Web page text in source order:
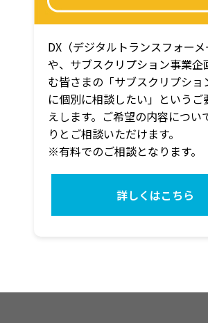
DX（デジタルトランスフォーメ
や、サブスクリプション事業企
む皆さまの「サブスクリプショ
に個別に相談したい」というご
えします。ご希望の内容につい
りとご相談いただけます。
※有料でのご相談となります。
詳しくはこちら